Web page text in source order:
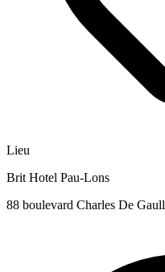
Lieu
Brit Hotel Pau-Lons
88 boulevard Charles De